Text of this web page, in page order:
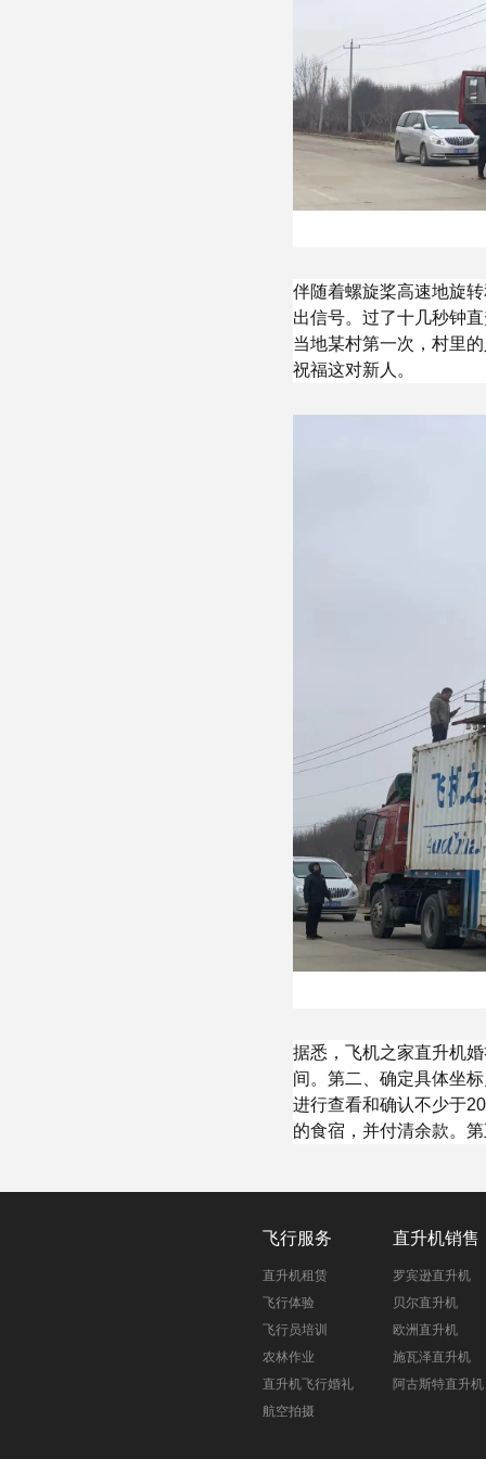
伴随着螺旋桨高速地旋
出信号。过了十几秒钟
当地某村第一次，村里
祝福这对新人。
据悉，飞机之家直升机
间。第二、确定具体坐
进行查看和确认不少于
的食宿，并付清余款。
飞行服务
直升机租赁
飞行体验
飞行员培训
农林作业
直升机飞行婚礼
航空拍摄
直升机销售
罗宾逊直升机
贝尔直升机
欧洲直升机
施瓦泽直升机
阿古斯特直升机